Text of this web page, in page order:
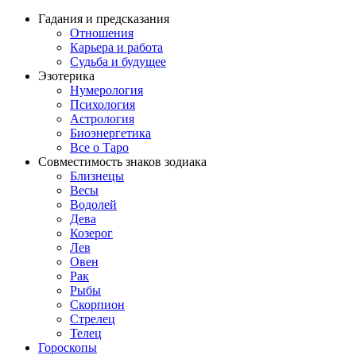
Гадания и предсказания
Отношения
Карьера и работа
Cудьба и будущее
Эзотерика
Нумерология
Психология
Астрология
Биоэнергетика
Все о Таро
Совместимость знаков зодиака
Близнецы
Весы
Водолей
Дева
Козерог
Лев
Овен
Рак
Рыбы
Скорпион
Стрелец
Телец
Гороскопы